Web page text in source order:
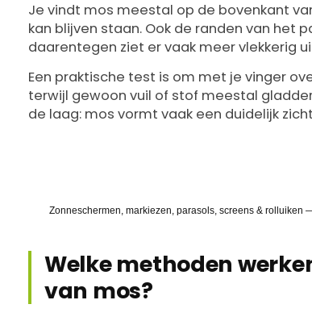
Je vindt mos meestal op de bovenkant
kan blijven staan. Ook de randen van het
daarentegen ziet er vaak meer vlekkerig
Een praktische test is om met je vinger
terwijl gewoon vuil of stof meestal
de laag: mos vormt vaak een duidelijk
Zonneschermen, markiezen, parasols, screens & rolluiken
Welke methoden
van mos?